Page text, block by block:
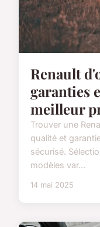
Renault
garanties
meilleur
Trouver une
qualité et
sécurisé.
modèles var...
14 mai 2025